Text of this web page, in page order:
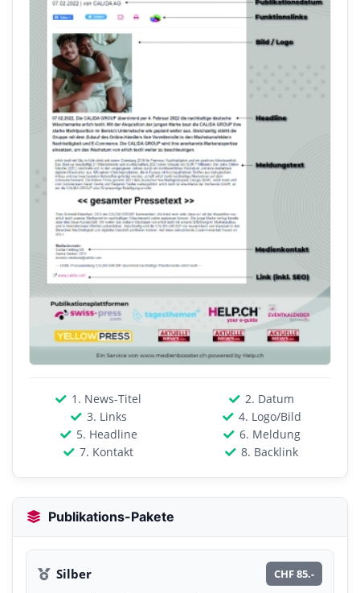
1. News-Titel
2. Datum
3. Links
4. Logo/Bild
5. Headline
6. Meldung
7. Kontakt
8. Backlink
Publikations-Pakete
Silber CHF 85.-